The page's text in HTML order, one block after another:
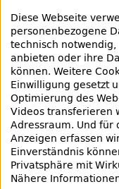
Bibliotheksausweis
Highlights
Veranstaltungen &
Veranstaltungsübersicht
Lern- und
Eltern & Kinder
Diese Webseite
personenbezogene
technisch
anbieten oder ihre
können. Weitere
Einwilligung gesetzt
Optimierung desWeb
Videos transferieren
Adressraum. Und für
Anzeigen erfassen
Einverständnis
Privatsphäre mit
Nähere